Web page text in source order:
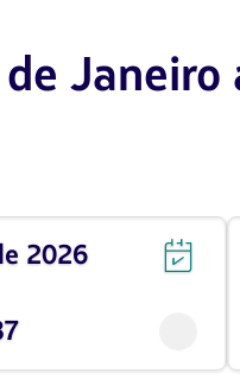
Janeiro
2026